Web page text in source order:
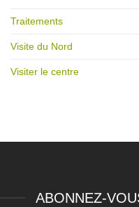
Traitements
Visite du Nord
Visiter le centre
ABONNEZ-